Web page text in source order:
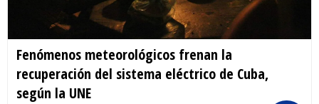
Fenómenos meteorológicos frenan la
recuperación del sistema eléctrico de Cuba,
según la UNE